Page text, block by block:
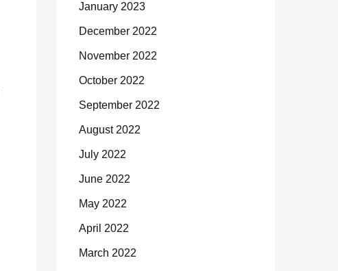
January 2023
December 2022
November 2022
October 2022
September 2022
August 2022
July 2022
June 2022
May 2022
April 2022
March 2022